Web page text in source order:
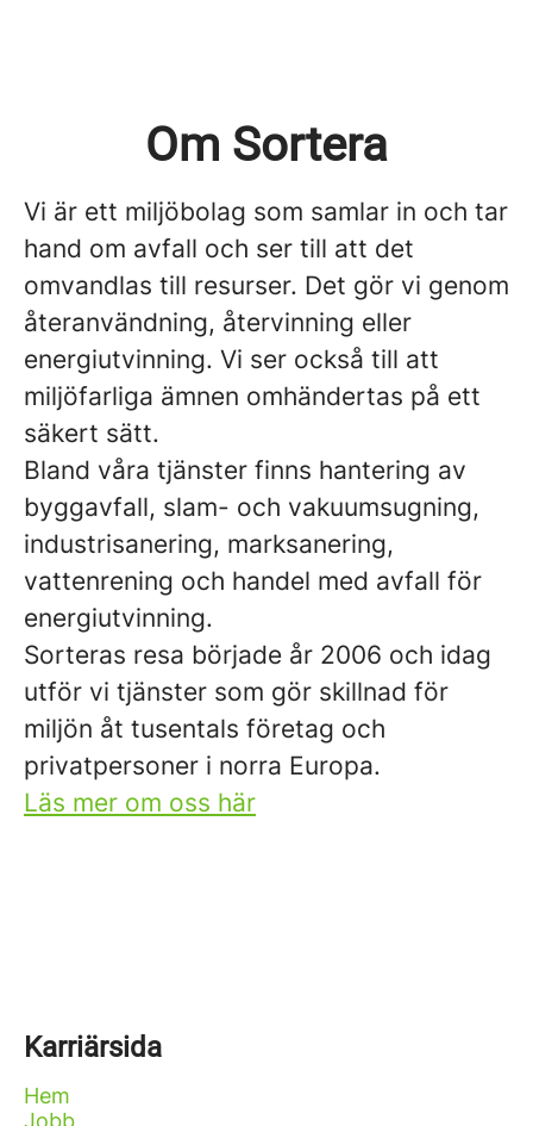
Om Sortera
Vi är ett miljöbolag som samlar in och tar
hand om avfall och ser till att det
omvandlas till resurser. Det gör vi genom
återanvändning, återvinning eller
energiutvinning. Vi ser också till att
miljöfarliga ämnen omhändertas på ett
säkert sätt.
Bland våra tjänster finns hantering av
byggavfall, slam- och vakuumsugning,
industrisanering, marksanering,
vattenrening och handel med avfall för
energiutvinning.
Sorteras resa började år 2006 och idag
utför vi tjänster som gör skillnad för
miljön åt tusentals företag och
privatpersoner i norra Europa.
Läs mer om oss här
Karriärsida
Hem
Jobb